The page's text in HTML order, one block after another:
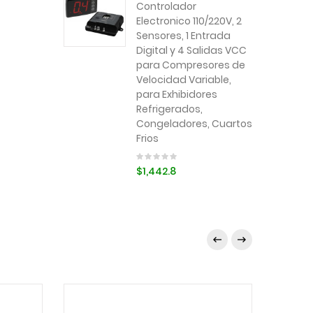
Controlador
Electronico 110/220V, 2
Sensores, 1 Entrada
Digital y 4 Salidas VCC
para Compresores de
Velocidad Variable,
para Exhibidores
Refrigerados,
Congeladores, Cuartos
Frios
$1,442.8